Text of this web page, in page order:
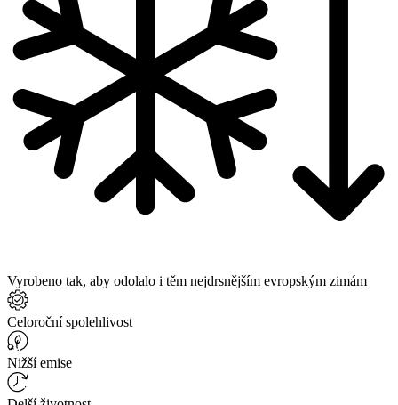
Vyrobeno tak, aby odolalo i těm nejdrsnějším evropským zimám
Celoroční spolehlivost
Nižší emise